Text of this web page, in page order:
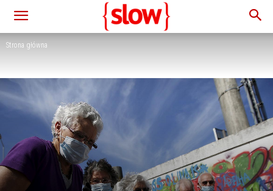
Strona główna